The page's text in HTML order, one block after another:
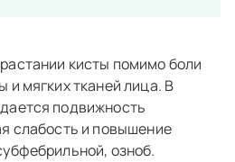
кисты помимо боли
и мягких тканей лица. В
подвижность
слабость и повышение
озноб.